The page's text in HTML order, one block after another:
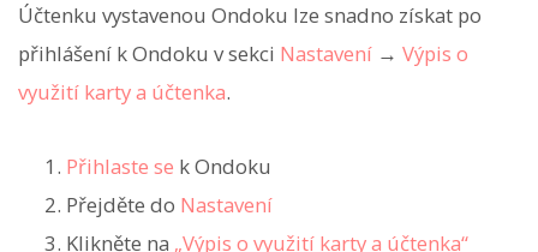
Účtenku vystavenou Ondoku lze snadno získat po
přihlášení k Ondoku v sekci Nastavení → Výpis o
využití karty a účtenka.
Přihlaste se k Ondoku
Přejděte do Nastavení
Klikněte na „Výpis o využití karty a účtenka“